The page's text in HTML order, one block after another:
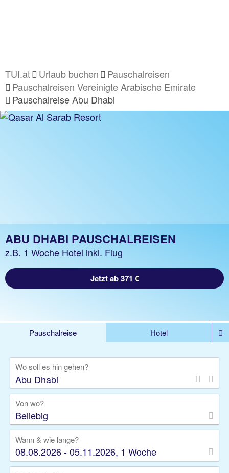
TUI.at Urlaub buchen
Pauschalreisen
Pauschalreisen Vereinigte Arabische Emirate
Pauschalreise Abu Dhabi
ABU DHABI PAUSCHALREISEN
z.B. 1 Woche Hotel inkl. Flug
Jetzt ab 371 €
Pauschalreise
Hotel
Rundreise
Kreuzfahrt
Gruppenreise
Camper Privattransfer
Wo soll es hin gehen?
Von wo?
Beliebig
Wann & wie lange?
08.08.2026 - 05.11.2026, 1 Woche